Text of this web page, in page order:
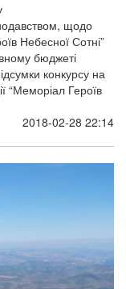
щодо
Небесної Сотні”
бюджеті
конкурсу на
“Меморіал Героїв
2018-02-28 22:14